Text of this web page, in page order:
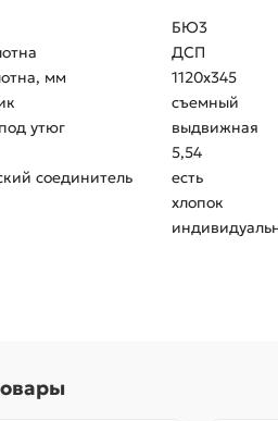
БЮ3
ДСП
мм
1120х345
съемный
утюг
выдвижная
5,54
соединитель
есть
хлопок